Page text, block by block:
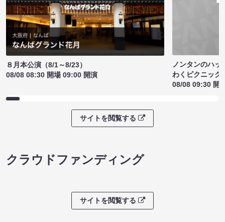
８月本公演（8/1～8/23）
08/08 08:30 開場 09:00 開演
ノンタンのハッ
わくピクニック
08/08 09:30 開
サイトを閲覧する
クラウドファンディング
サイトを閲覧する